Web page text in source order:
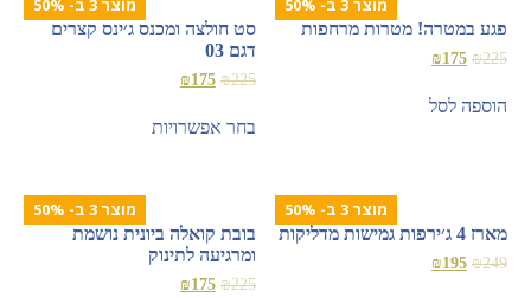
מוצר 3 ב- 50%
פגע במטרה! מטרות מרחפות
₪225
₪175
הוספה לסל
מוצר 3 ב- 50%
סט חולצה ומכנס ג׳ינס קצרים
דגם 03
₪225
₪175
בחר אפשרויות
מוצר 3 ב- 50%
מארז 4 ג׳ירפות גמישות מדליקות
₪249
₪195
מוצר 3 ב- 50%
בובת קואלה ביונית נושמת
ומרגיעה לתינוק
₪225
₪175